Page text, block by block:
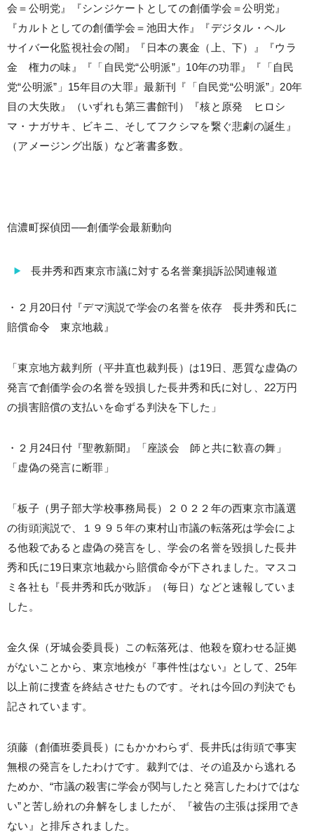
会＝公明党』『シンジケートとしての創価学会＝公明党』
『カルトとしての創価学会＝池田大作』『デジタル・ヘル
サイバー化監視社会の闇』『日本の裏金（上、下）』『ウラ
金 権力の味』『「自民党“公明派”」10年の功罪』『「自民
党“公明派”」15年目の大罪』最新刊『「自民党“公明派”」20年
目の大失敗』（いずれも第三書館刊）『核と原発 ヒロシ
マ・ナガサキ、ビキニ、そしてフクシマを繋ぐ悲劇の誕生』
（アメージング出版）など著書多数。
信濃町探偵団──創価学会最新動向
長井秀和西東京市議に対する名誉棄損訴訟関連報道
・２月20日付『デマ演説で学会の名誉を依存 長井秀和氏に
賠償命令 東京地裁』
「東京地方裁判所（平井直也裁判長）は19日、悪質な虚偽の
発言で創価学会の名誉を毀損した長井秀和氏に対し、22万円
の損害賠償の支払いを命ずる判決を下した」
・２月24日付『聖教新聞』「座談会 師と共に歓喜の舞」
「虚偽の発言に断罪」
「板子（男子部大学校事務局長）２０２２年の西東京市議選
の街頭演説で、１９９５年の東村山市議の転落死は学会によ
る他殺であると虚偽の発言をし、学会の名誉を毀損した長井
秀和氏に19日東京地裁から賠償命令が下されました。マスコ
ミ各社も『長井秀和氏が敗訴』（毎日）などと速報していま
した。
金久保（牙城会委員長）この転落死は、他殺を窺わせる証拠
がないことから、東京地検が『事件性はない』として、25年
以上前に捜査を終結させたものです。それは今回の判決でも
記されています。
須藤（創価班委員長）にもかかわらず、長井氏は街頭で事実
無根の発言をしたわけです。裁判では、その追及から逃れる
ためか、“市議の殺害に学会が関与したと発言したわけではな
い”と苦し紛れの弁解をしましたが、『被告の主張は採用でき
ない』と排斥されました。